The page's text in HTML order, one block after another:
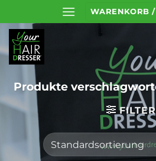
Inhalt
springen
WARENKORB /
Produkte
FILTER